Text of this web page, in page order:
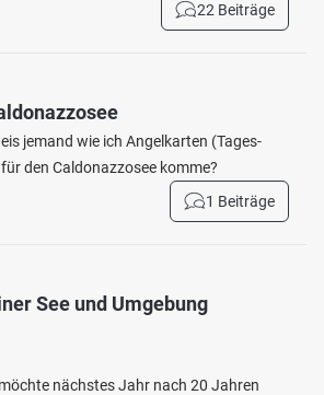
22 Beiträge
jemand wie ich Angelkarten (Tages-
den Caldonazzosee komme?
1 Beiträge
See und Umgebung
nächstes Jahr nach 20 Jahren